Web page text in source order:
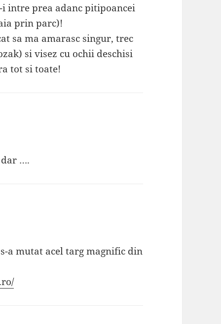
intre prea adanc pitipoancei
prin parc)!
sa ma amarasc singur, trec
si visez cu ochii deschisi
tot si toate!
dar ….
a mutat acel targ magnific din